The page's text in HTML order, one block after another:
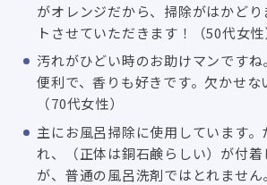
がオレンジだから、掃除がはかどり
トさせていただきます！（50代女性
汚れがひどい時のお助けマンですね
便利で、香りも好きです。欠かせな
（70代女性）
主にお風呂掃除に使用しています
れ、（正体は銅石鹸らしい）が付
が、普通の風呂洗剤ではとれませ